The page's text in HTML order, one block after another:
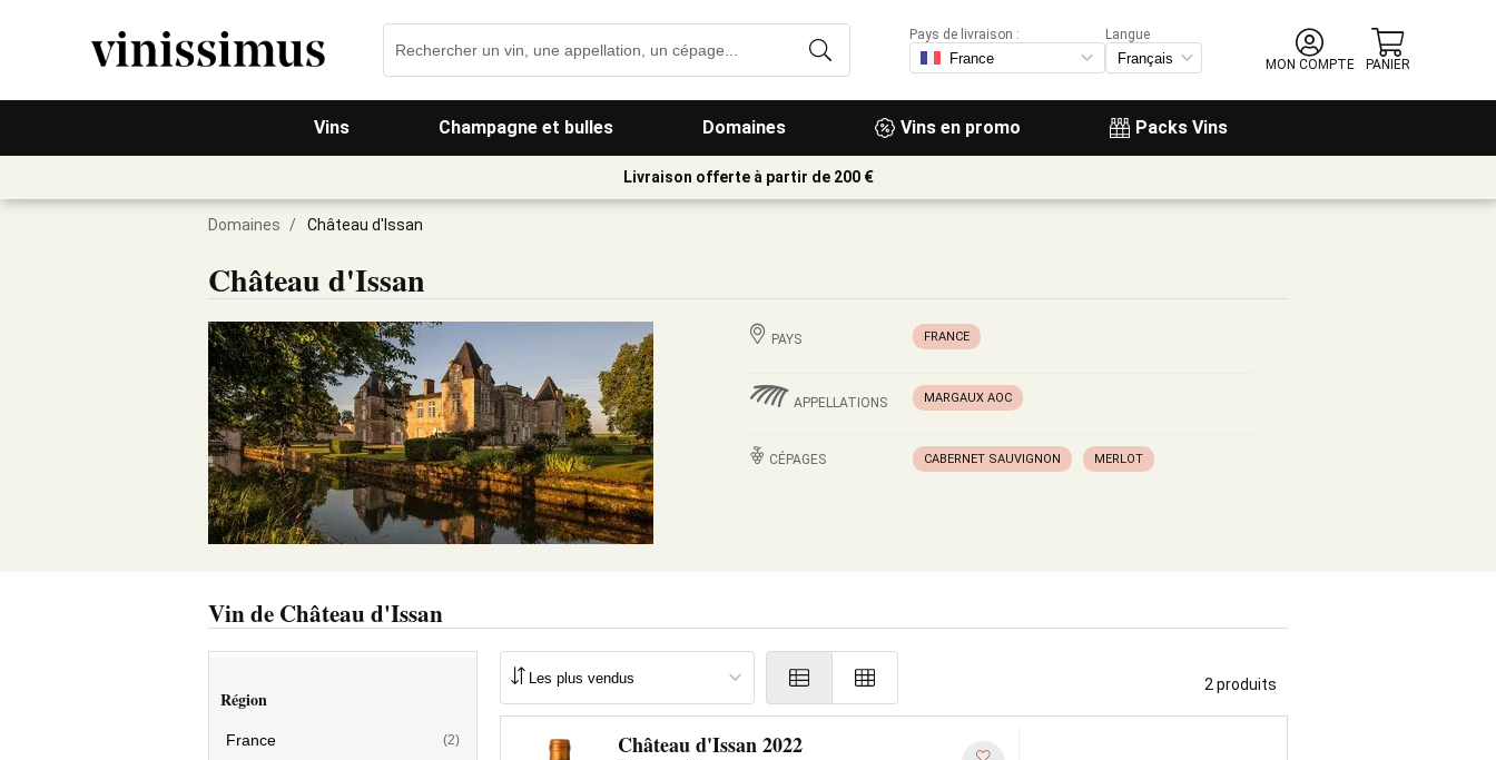
Vins Champagne et bulles Domaines Vins en promo Packs Vins
Pays de livraison :
Langue
MON COMPTE
PANIER
Livraison offerte à partir de 200 €
Domaines / Château d'Issan
Château d'Issan
PAYS FRANCE
APPELLATIONS MARGAUX AOC
CÉPAGES CABERNET SAUVIGNON MERLOT
Vin de Château d'Issan
Région
France (2)
2 produits
Château d'Issan 2022